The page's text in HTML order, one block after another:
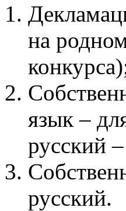
на
язык –
русский
русский.